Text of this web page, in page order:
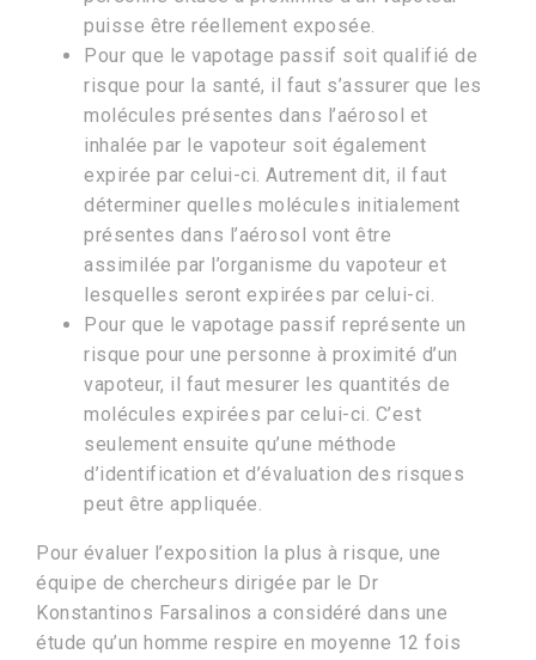
puisse être réellement exposée.
Pour que le vapotage passif soit qualifié de
risque pour la santé, il faut s’assurer que les
molécules présentes dans l’aérosol et
inhalée par le vapoteur soit également
expirée par celui-ci. Autrement dit, il faut
déterminer quelles molécules initialement
présentes dans l’aérosol vont être
assimilée par l’organisme du vapoteur et
lesquelles seront expirées par celui-ci.
Pour que le vapotage passif représente un
risque pour une personne à proximité d’un
vapoteur, il faut mesurer les quantités de
molécules expirées par celui-ci. C’est
seulement ensuite qu’une méthode
d’identification et d’évaluation des risques
peut être appliquée.
Pour évaluer l’exposition la plus à risque, une
équipe de chercheurs dirigée par le Dr
Konstantinos Farsalinos a considéré dans une
étude qu’un homme respire en moyenne 12 fois